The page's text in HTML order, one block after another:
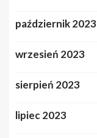
październik 2023
wrzesień 2023
sierpień 2023
lipiec 2023